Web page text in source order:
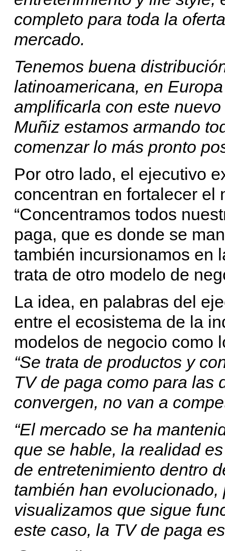
completo para toda la
mercado.
Tenemos buena
latinoamericana, en
amplificarla con este
Muñiz estamos armando
comenzar lo más pronto
Por otro lado, el ejecutivo
concentran en fortalecer el
“Concentramos todos
paga, que es donde se
también incursionamos en
trata de otro modelo de
La idea, en palabras del
entre el ecosistema de la
modelos de negocio como
“Se trata de productos y
TV de paga como para las
convergen, no van a
“El mercado se ha
que se hable, la realidad
de entretenimiento dentro
también han
visualizamos que sigue
este caso, la TV de paga